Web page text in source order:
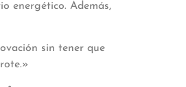
energético. Además,
sin tener que